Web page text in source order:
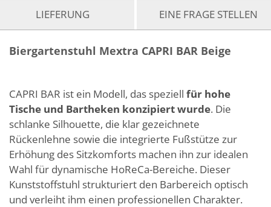
LIEFERUNG EINE FRAGE STELLEN
Biergartenstuhl Mextra CAPRI BAR Beige
CAPRI BAR ist ein Modell, das speziell für hohe
Tische und Bartheken konzipiert wurde. Die
schlanke Silhouette, die klar gezeichnete
Rückenlehne sowie die integrierte Fußstütze zur
Erhöhung des Sitzkomforts machen ihn zur idealen
Wahl für dynamische HoReCa-Bereiche. Dieser
Kunststoffstuhl strukturiert den Barbereich optisch
und verleiht ihm einen professionellen Charakter.